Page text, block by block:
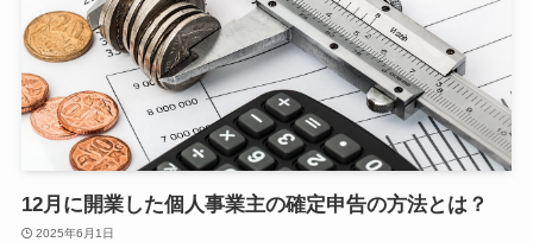
12月に開業した個人事業主の確定申告の方法とは？
2025年6月1日